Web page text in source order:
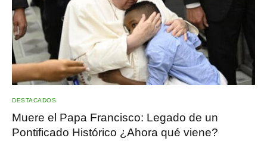
DESTACADOS
Muere el Papa Francisco: Legado de un
Pontificado Histórico ¿Ahora qué viene?